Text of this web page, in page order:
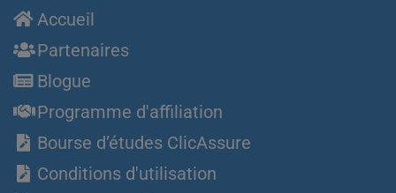
Accueil
Partenaires
Blogue
Programme d'affiliation
Bourse d’études ClicAssure
Conditions d'utilisation